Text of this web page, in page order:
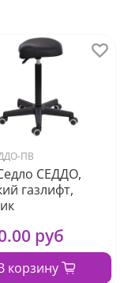
ПВ
СЕДДО,
газлифт,
руб
корзину